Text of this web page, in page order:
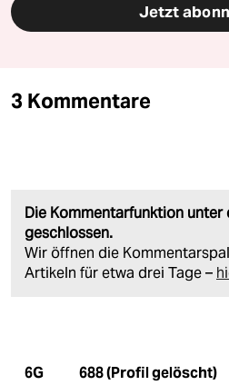
Jetzt
3 Kommentare
Die Kommentarfunktion
geschlossen.
Wir öffnen die
Artikeln für etwa drei Tage –
6G 688 (Profil gelöscht)